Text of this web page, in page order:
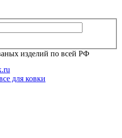
изделий по всей РФ